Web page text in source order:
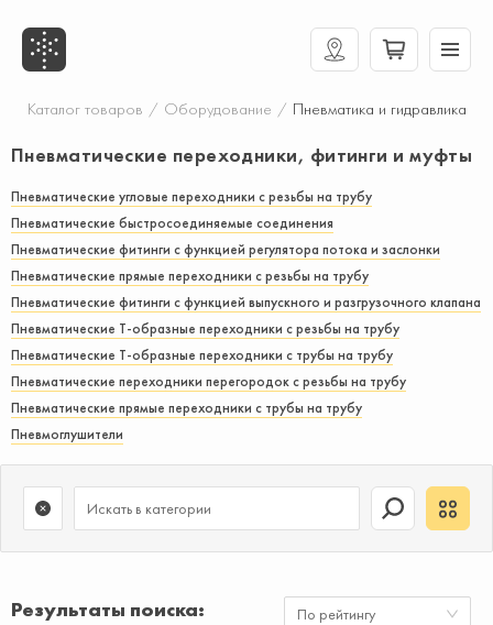
Каталог товаров / Оборудование / Пневматика и гидравлика
Пневматические переходники, фитинги и муфты
Пневматические угловые переходники с резьбы на трубу
Пневматические быстросоединяемые соединения
Пневматические фитинги с функцией регулятора потока и заслонки
Пневматические прямые переходники с резьбы на трубу
Пневматические фитинги с функцией выпускного и разгрузочного клапана
Пневматические Т-образные переходники с резьбы на трубу
Пневматические Т-образные переходники с трубы на трубу
Пневматические переходники перегородок с резьбы на трубу
Пневматические прямые переходники с трубы на трубу
Пневмоглушители
Результаты поиска
По рейтингу